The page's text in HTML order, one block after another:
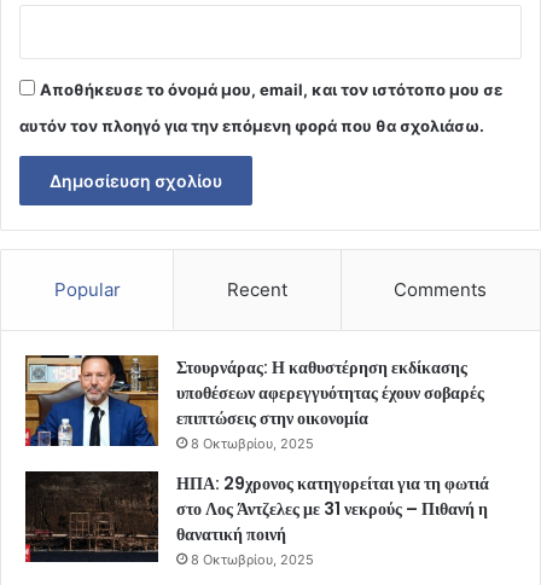
Αποθήκευσε το όνομά μου, email, και τον ιστότοπο μου σε
αυτόν τον πλοηγό για την επόμενη φορά που θα σχολιάσω.
Popular Recent Comments
Στουρνάρας: Η καθυστέρηση εκδίκασης
υποθέσεων αφερεγγυότητας έχουν σοβαρές
επιπτώσεις στην οικονομία
8 Οκτωβρίου, 2025
ΗΠΑ: 29χρονος κατηγορείται για τη φωτιά
στο Λος Άντζελες με 31 νεκρούς – Πιθανή η
θανατική ποινή
8 Οκτωβρίου, 2025